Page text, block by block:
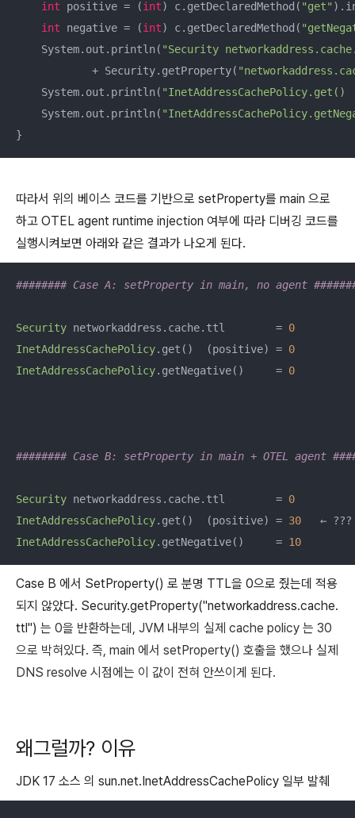
int positive = (int) c.getDeclaredMethod( "get"
int negative = (int) c.getDeclaredMethod(
    System.out.println(
"Security
            + Security.getProperty(
    System.out.println(
    System.out.println(
}
따라서 위의 베이스 코드를 기반으로 setProperty를 main 으로
하고 OTEL agent runtime injection 여부에 따라 디버깅 코드를
실행시켜보면 아래와 같은 결과가 나오게 된다.
######## Case A: setProperty in main, no agent
Security networkaddress.cache.ttl        = 0
InetAddressCachePolicy.get()  (positive) = 0
InetAddressCachePolicy.getNegative()     = 0
######## Case B: setProperty in main + OTEL agent
Security networkaddress.cache.ttl        = 0
InetAddressCachePolicy.get()  (positive) = 30
InetAddressCachePolicy.getNegative()     = 10
Case B 에서 SetProperty() 로 분명 TTL을 0으로 줬는데 적용
되지 않았다. Security.getProperty("networkaddress.cache.
ttl") 는 0을 반환하는데, JVM 내부의 실제 cache policy 는 30
으로 박혀있다. 즉, main 에서 setProperty() 호출을 했으나 실제
DNS resolve 시점에는 이 값이 전혀 안쓰이게 된다.
왜그럴까? 이유
JDK 17 소스 의 sun.net.InetAddressCachePolicy 일부 발췌